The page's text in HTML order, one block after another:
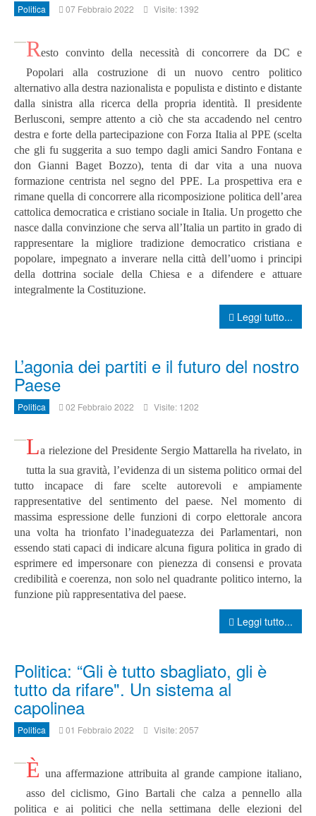
Politica 07 Febbraio 2022 Visite: 1392
Resto convinto della necessità di concorrere da DC e
Popolari alla costruzione di un nuovo centro politico
alternativo alla destra nazionalista e populista e distinto e distante
dalla sinistra alla ricerca della propria identità. Il presidente
Berlusconi, sempre attento a ciò che sta accadendo nel centro
destra e forte della partecipazione con Forza Italia al PPE (scelta
che gli fu suggerita a suo tempo dagli amici Sandro Fontana e
don Gianni Baget Bozzo), tenta di dar vita a una nuova
formazione centrista nel segno del PPE. La prospettiva era e
rimane quella di concorrere alla ricomposizione politica dell’area
cattolica democratica e cristiano sociale in Italia. Un progetto che
nasce dalla convinzione che serva all’Italia un partito in grado di
rappresentare la migliore tradizione democratico cristiana e
popolare, impegnato a inverare nella città dell’uomo i principi
della dottrina sociale della Chiesa e a difendere e attuare
integralmente la Costituzione.
Leggi tutto...
L’agonia dei partiti e il futuro del nostro
Paese
Politica 02 Febbraio 2022 Visite: 1202
La rielezione del Presidente Sergio Mattarella ha rivelato, in
tutta la sua gravità, l’evidenza di un sistema politico ormai del
tutto incapace di fare scelte autorevoli e ampiamente
rappresentative del sentimento del paese. Nel momento di
massima espressione delle funzioni di corpo elettorale ancora
una volta ha trionfato l’inadeguatezza dei Parlamentari, non
essendo stati capaci di indicare alcuna figura politica in grado di
esprimere ed impersonare con pienezza di consensi e provata
credibilità e coerenza, non solo nel quadrante politico interno, la
funzione più rappresentativa del paese.
Leggi tutto...
Politica: “Gli è tutto sbagliato, gli è
tutto da rifare". Un sistema al
capolinea
Politica 01 Febbraio 2022 Visite: 2057
È una affermazione attribuita al grande campione italiano,
asso del ciclismo, Gino Bartali che calza a pennello alla
politica e ai politici che nella settimana delle elezioni del